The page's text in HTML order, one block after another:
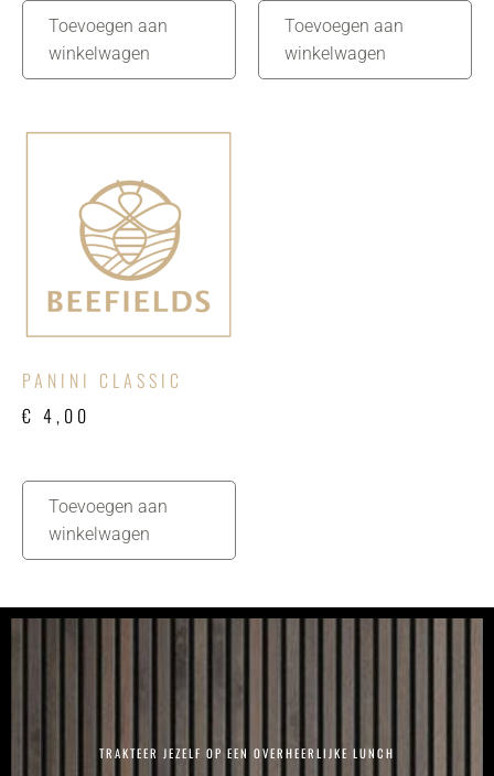
Toevoegen aan
winkelwagen
Toevoegen aan
winkelwagen
PANINI CLASSIC
€ 4,00
Toevoegen aan
winkelwagen
TRAKTEER JEZELF OP EEN OVERHEERLIJKE LUNCH